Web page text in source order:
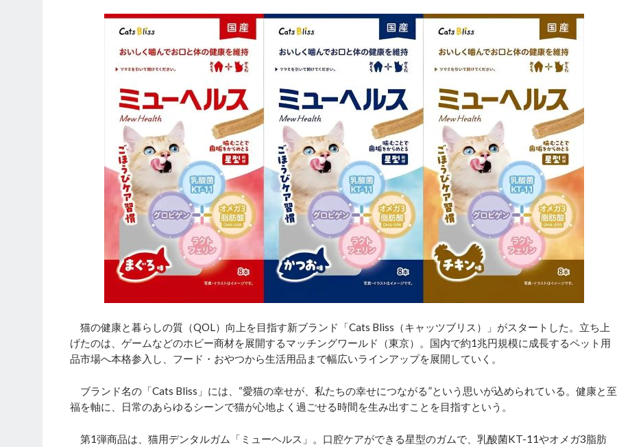
猫の健康と暮らしの質（QOL）向上を目指す新ブランド「Cats Bliss（キャッツブリス）」がスタートした。立ち上
げたのは、ゲームなどのホビー商材を展開するマッチングワールド（東京）。国内で約1兆円規模に成長するペット用
品市場へ本格参入し、フード・おやつから生活用品まで幅広いラインアップを展開していく。
ブランド名の「Cats Bliss」には、“愛猫の幸せが、私たちの幸せにつながる”という思いが込められている。健康と至
福を軸に、日常のあらゆるシーンで猫が心地よく過ごせる時間を生み出すことを目指すという。
第1弾商品は、猫用デンタルガム「ミューヘルス」。口腔ケアができる星型のガムで、乳酸菌KT-11やオメガ3脂肪